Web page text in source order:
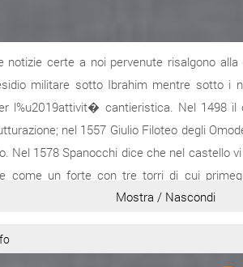
notizie certe a noi pervenute risalgono
militare sotto Ibrahim mentre sotto i
l%u2019attivit� cantieristica. Nel 1498 il
nel 1557 Giulio Filoteo degli
Nel 1578 Spanocchi dice che nel castello
come un forte con tre torri di cui
acquedotto. ...
www.comune.to...
Mostra / Nascondi